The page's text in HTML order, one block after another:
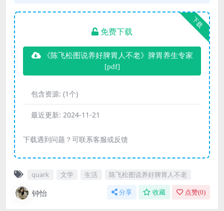
下载
免费下载
《陈飞松图说养好脾胃人不老》脾胃养生专家
[pdf]
包含资源: (1个)
最近更新: 2024-11-21
下载遇到问题？可联系客服或反馈
quark 文学 生活 陈飞松图说养好脾胃人不老
钟怡 分享 收藏 点赞(0)